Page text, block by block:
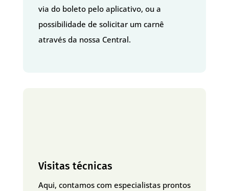
via do boleto pelo aplicativo, ou a
possibilidade de solicitar um carnê
através da nossa Central.
Visitas técnicas
Aqui, contamos com especialistas prontos